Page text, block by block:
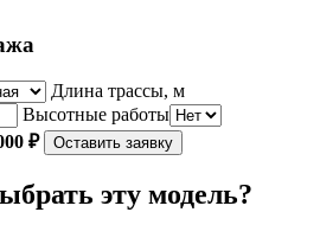
Длина трассы, м
Высотные работы
₽ Оставить заявку
эту модель?